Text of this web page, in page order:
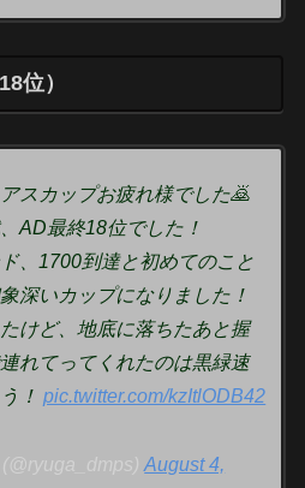
位）
スカップお疲れ様でした🙇
AD最終18位でした！
、1700到達と初めてのこと
深いカップになりました！
けど、地底に落ちたあと握
れてってくれたのは黒緑速
う！pic.twitter.com/kzItlODB42
August 4,